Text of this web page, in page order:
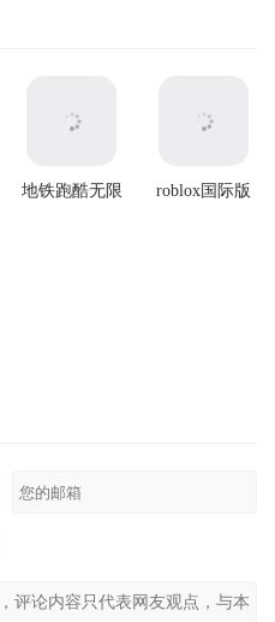
地铁跑酷无限
roblox国际版